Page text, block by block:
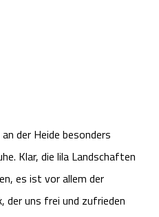
Gepäck
Daten
der Heide besonders
Klar, die lila Landschaften
es ist vor allem der
der uns frei und zufrieden